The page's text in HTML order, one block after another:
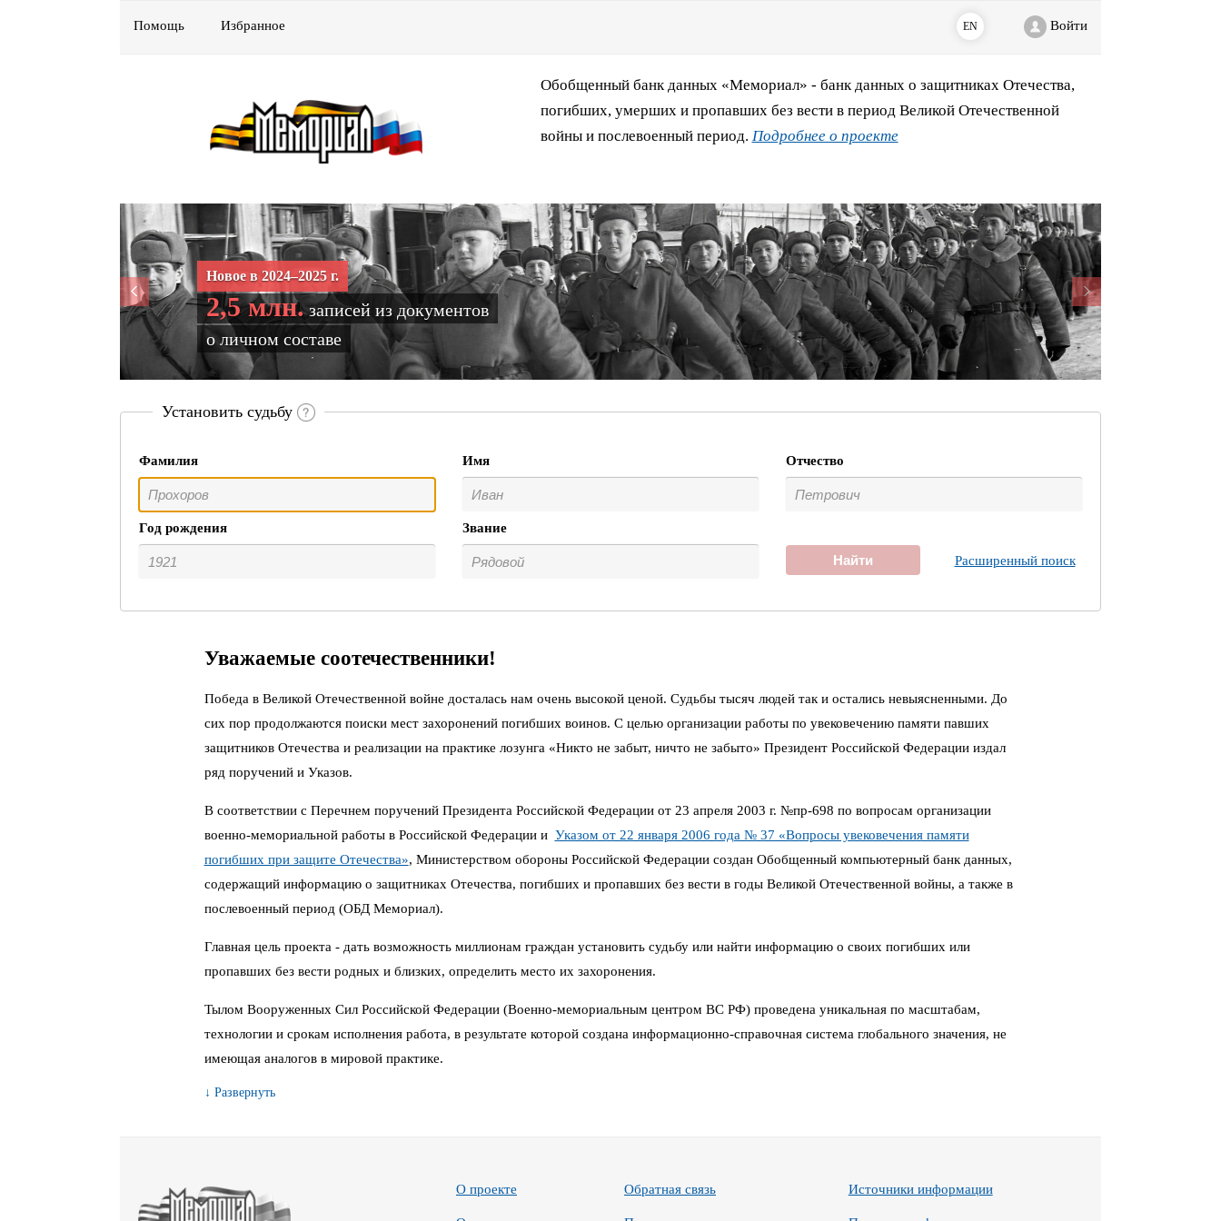
Помощь Избранное EN Войти
Обобщенный банк данных «Мемориал» - банк данных о защитниках Отечества,
погибших, умерших и пропавших без вести в период Великой Отечественной
войны и послевоенный период. Подробнее о проекте
Новое в 2024–2025 г.
2,5 млн.записей из документов
о личном составе
Установить судьбу
Фамилия Имя Отчество
Год рождения Звание
Найти Расширенный поиск
Уважаемые соотечественники!
Победа в Великой Отечественной войне досталась нам очень высокой ценой. Судьбы тысяч людей так и остались невыясненными. До
сих пор продолжаются поиски мест захоронений погибших воинов. С целью организации работы по увековечению памяти павших
защитников Отечества и реализации на практике лозунга «Никто не забыт, ничто не забыто» Президент Российской Федерации издал
ряд поручений и Указов.
В соответствии с Перечнем поручений Президента Российской Федерации от 23 апреля 2003 г. №пр-698 по вопросам организации
военно-мемориальной работы в Российской Федерации и Указом от 22 января 2006 года № 37 «Вопросы увековечения памяти
погибших при защите Отечества», Министерством обороны Российской Федерации создан Обобщенный компьютерный банк данных,
содержащий информацию о защитниках Отечества, погибших и пропавших без вести в годы Великой Отечественной войны, а также в
послевоенный период (ОБД Мемориал).
Главная цель проекта - дать возможность миллионам граждан установить судьбу или найти информацию о своих погибших или
пропавших без вести родных и близких, определить место их захоронения.
Тылом Вооруженных Сил Российской Федерации (Военно-мемориальным центром ВС РФ) проведена уникальная по масштабам,
технологии и срокам исполнения работа, в результате которой создана информационно-справочная система глобального значения, не
имеющая аналогов в мировой практике.
↓ Развернуть
О проекте Обратная связь Источники информации